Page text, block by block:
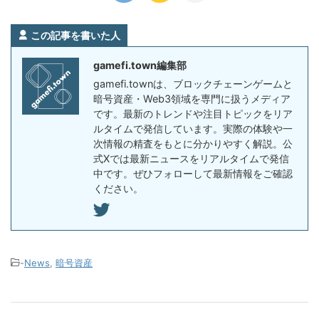
この記事を書いた人
gamefi.town編集部
gamefi.townは、ブロックチェーンゲームと
暗号資産・Web3領域を専門に扱うメディア
です。最新のトレンドや注目トピックをリア
ルタイムで発信しています。実際の体験や一
次情報の精査をもとに分かりやすく解説。公
式Xでは最新ニュースをリアルタイムで発信
中です。ぜひフォローして最新情報をご確認
ください。
-News 暗号資産